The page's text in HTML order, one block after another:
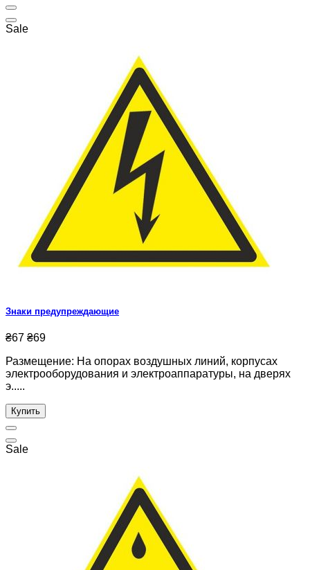
Sale
Знаки предупреждающие
₴67 ₴69
Размещение: На опорах воздушных линий, корпусах
электрооборудования и электроаппаратуры, на дверях
э.....
Купить
Sale